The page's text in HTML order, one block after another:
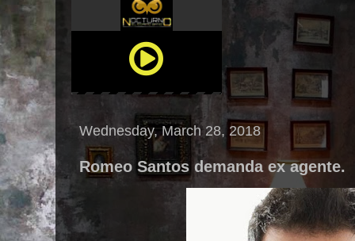
Wednesday, March 28, 2018
Romeo Santos demanda ex agente.